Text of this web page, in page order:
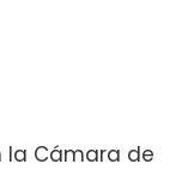
la Cámara de